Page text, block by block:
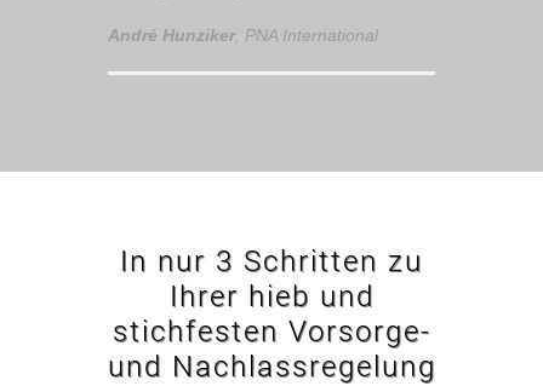
André Hunziker, PNA International
In nur 3 Schritten zu
Ihrer hieb und
stichfesten Vorsorge-
und Nachlassregelung